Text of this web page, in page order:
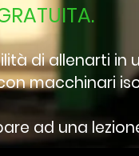
di allenarti in
macchinari
ad una